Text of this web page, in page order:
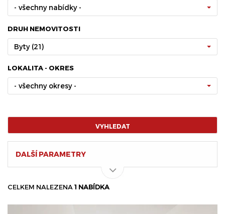
- všechny nabídky -
DRUH NEMOVITOSTI
Byty (21)
LOKALITA - OKRES
- všechny okresy -
VYHLEDAT
DALŠÍ PARAMETRY
CELKEM NALEZENA 1 NABÍDKA